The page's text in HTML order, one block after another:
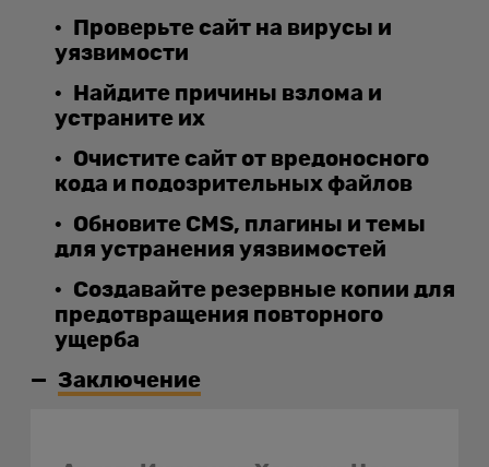
Проверьте сайт на вирусы и
уязвимости
Найдите причины взлома и
устраните их
Очистите сайт от вредоносного
кода и подозрительных файлов
Обновите CMS, плагины и темы
для устранения уязвимостей
Создавайте резервные копии для
предотвращения повторного
ущерба
Заключение